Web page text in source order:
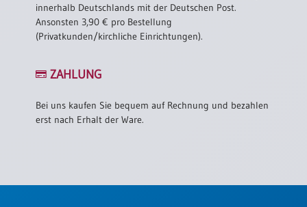
innerhalb Deutschlands mit der Deutschen Post.
Ansonsten 3,90 € pro Bestellung
(Privatkunden/kirchliche Einrichtungen).
ZAHLUNG
Bei uns kaufen Sie bequem auf Rechnung und bezahlen
erst nach Erhalt der Ware.